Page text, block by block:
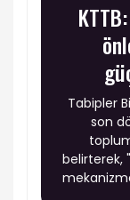
Tabipler
son
belirterek,